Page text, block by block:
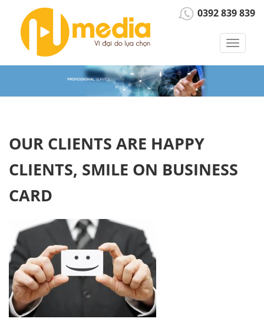
0392 839 839
Toggle
OUR CLIENTS ARE HAPPY
CLIENTS, SMILE ON BUSINESS
CARD